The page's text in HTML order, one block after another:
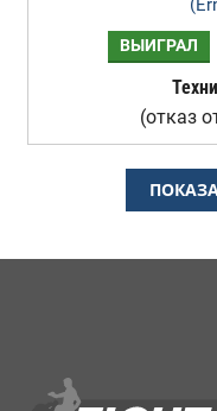
ВЫИГРАЛ
(отказ